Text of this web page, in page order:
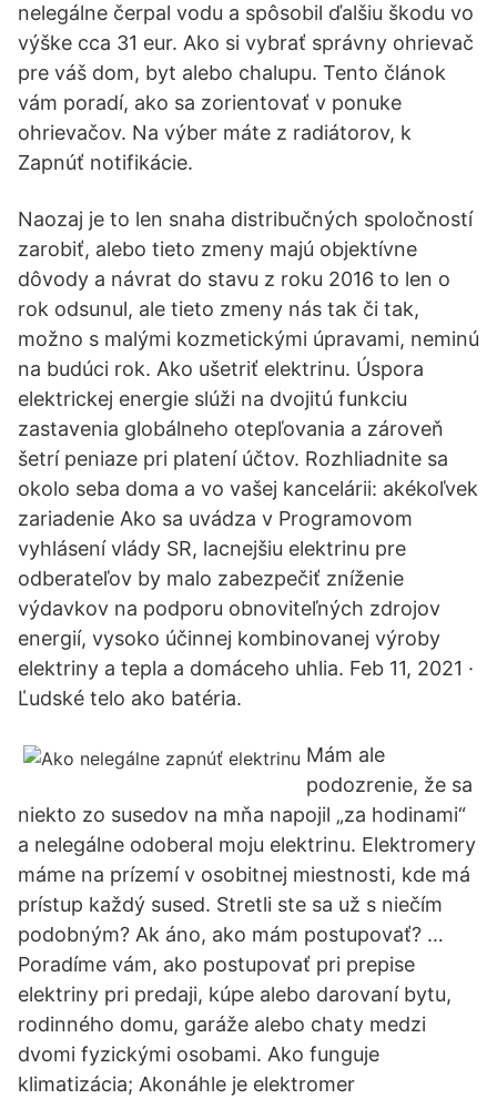
nelegálne čerpal vodu a spôsobil ďalšiu škodu vo
výške cca 31 eur. Ako si vybrať správny ohrievač
pre váš dom, byt alebo chalupu. Tento článok
vám poradí, ako sa zorientovať v ponuke
ohrievačov. Na výber máte z radiátorov, k
Zapnúť notifikácie.
Naozaj je to len snaha distribučných spoločností
zarobiť, alebo tieto zmeny majú objektívne
dôvody a návrat do stavu z roku 2016 to len o
rok odsunul, ale tieto zmeny nás tak či tak,
možno s malými kozmetickými úpravami, neminú
na budúci rok. Ako ušetriť elektrinu. Úspora
elektrickej energie slúži na dvojitú funkciu
zastavenia globálneho otepľovania a zároveň
šetrí peniaze pri platení účtov. Rozhliadnite sa
okolo seba doma a vo vašej kancelárii: akékoľvek
zariadenie Ako sa uvádza v Programovom
vyhlásení vlády SR, lacnejšiu elektrinu pre
odberateľov by malo zabezpečiť zníženie
výdavkov na podporu obnoviteľných zdrojov
energií, vysoko účinnej kombinovanej výroby
elektriny a tepla a domáceho uhlia. Feb 11, 2021 ·
Ľudské telo ako batéria.
Mám ale
podozrenie, že sa
niekto zo susedov na mňa napojil „za hodinami“
a nelegálne odoberal moju elektrinu. Elektromery
máme na prízemí v osobitnej miestnosti, kde má
prístup každý sused. Stretli ste sa už s niečím
podobným? Ak áno, ako mám postupovať? …
Poradíme vám, ako postupovať pri prepise
elektriny pri predaji, kúpe alebo darovaní bytu,
rodinného domu, garáže alebo chaty medzi
dvomi fyzickými osobami. Ako funguje
klimatizácia; Akonáhle je elektromer